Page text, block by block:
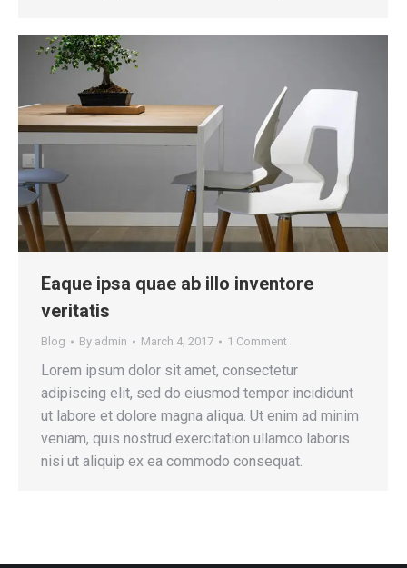
Eaque ipsa quae ab illo inventore
veritatis
Blog By admin March 4, 2017 1 Comment
Lorem ipsum dolor sit amet, consectetur
adipiscing elit, sed do eiusmod tempor incididunt
ut labore et dolore magna aliqua. Ut enim ad minim
veniam, quis nostrud exercitation ullamco laboris
nisi ut aliquip ex ea commodo consequat.